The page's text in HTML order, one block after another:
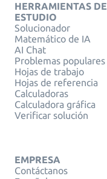
HERRAMIENTAS DE
ESTUDIO
Solucionador
Matemático de IA
AI Chat
Problemas populares
Hojas de trabajo
Hojas de referencia
Calculadoras
Calculadora gráfica
Verificar solución
EMPRESA
Contáctanos